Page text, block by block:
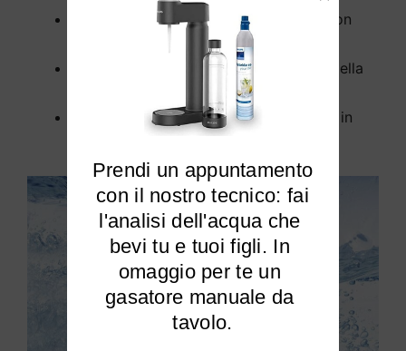
L’installazione a Tronzano Vercellese non
richiede opere murarie;
Rimuove tutti gli inquinanti dall’acqua della
tua casa a Tronzano Vercellese;
Elimina cloro e calcare dalla tua acqua in
Prendi un appuntamento
l'analisi dell'acqua che
bevi tu e tuoi figli. In
omaggio per te un
gasatore manuale da
tavolo.